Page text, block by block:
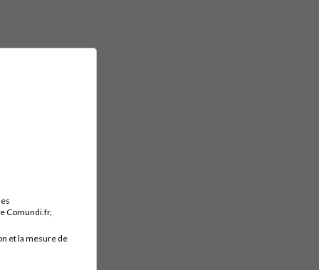
Comundi.fr,
et la mesure de